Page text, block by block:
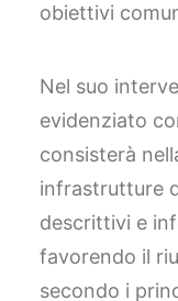
obiettivi
Nel suo
evidenziato
consisterà
infrastrutture
descrittivi e
favorendo il
secondo i